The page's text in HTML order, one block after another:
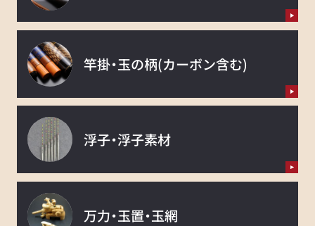
竿掛・玉の柄(カーボン含む)
浮子・浮子素材
万力・玉置・玉網